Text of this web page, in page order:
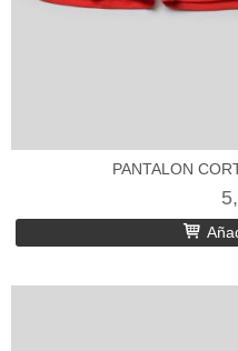
PANTALON